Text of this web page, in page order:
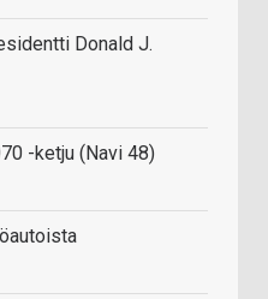
Donald J.
-ketju (Navi 48)